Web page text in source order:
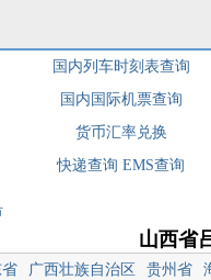
国内列车时刻表查询
国内国际机票查询
货币汇率兑换
快递查询 EMS查询
山西省
广西壮族自治区 贵州省